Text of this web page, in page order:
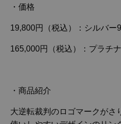
・価格
19,800円（税込）：シルバー
165,000円（税込）：プラチ
・商品紹介
大逆転裁判のロゴマークがさ